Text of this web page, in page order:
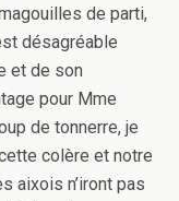
de parti,
désagréable
et de son
pour Mme
de tonnerre, je
colère et notre
aixois n’iront pas